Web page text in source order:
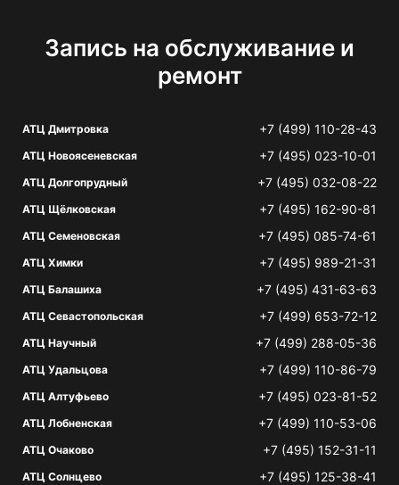
Запись на обслуживание и
ремонт
АТЦ Дмитровка +7 (499) 110-28-43
АТЦ Новоясеневская +7 (495) 023-10-01
АТЦ Долгопрудный +7 (495) 032-08-22
АТЦ Щёлковская +7 (495) 162-90-81
АТЦ Семеновская +7 (495) 085-74-61
АТЦ Химки +7 (495) 989-21-31
АТЦ Балашиха +7 (495) 431-63-63
АТЦ Севастопольская +7 (499) 653-72-12
АТЦ Научный +7 (499) 288-05-36
АТЦ Удальцова +7 (499) 110-86-79
АТЦ Алтуфьево +7 (495) 023-81-52
АТЦ Лобненская +7 (499) 110-53-06
АТЦ Очаково +7 (495) 152-31-11
АТЦ Солнцево +7 (495) 125-38-41